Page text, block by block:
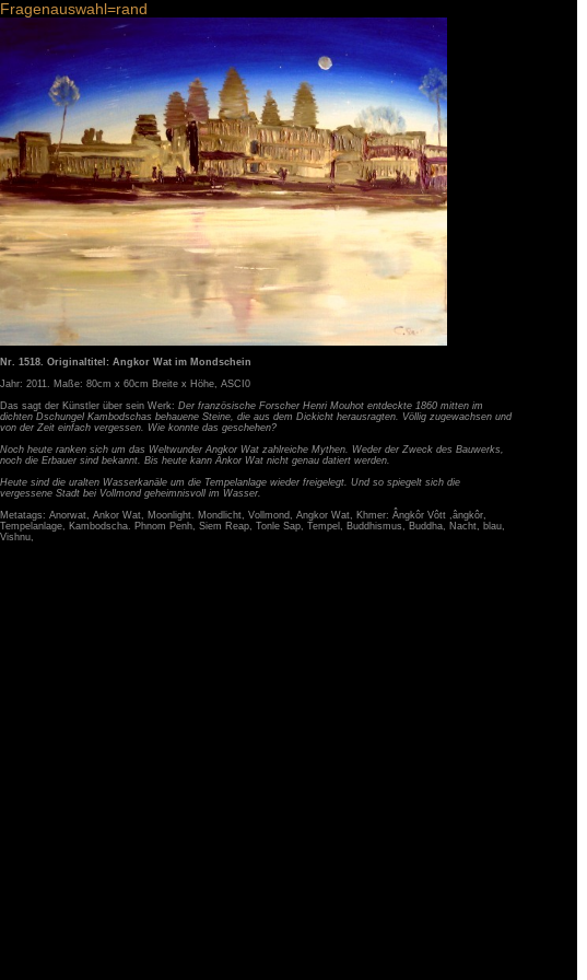
Fragenauswahl=rand
Nr. 1518. Originaltitel: Angkor Wat im Mondschein
Jahr: 2011. Maße: 80cm x 60cm Breite x Höhe, ASCI0
Das sagt der Künstler über sein Werk: Der französische Forscher Henri Mouhot entdeckte 1860 mitten im
dichten Dschungel Kambodschas behauene Steine, die aus dem Dickicht herausragten. Völlig zugewachsen und
von der Zeit einfach vergessen. Wie konnte das geschehen?
Noch heute ranken sich um das Weltwunder Angkor Wat zahlreiche Mythen. Weder der Zweck des Bauwerks,
noch die Erbauer sind bekannt. Bis heute kann Ankor Wat nicht genau datiert werden.
Heute sind die uralten Wasserkanäle um die Tempelanlage wieder freigelegt. Und so spiegelt sich die
vergessene Stadt bei Vollmond geheimnisvoll im Wasser.
Metatags: Anorwat, Ankor Wat, Moonlight. Mondlicht, Vollmond, Angkor Wat, Khmer: Ângkôr Vôtt ,ângkôr,
Tempelanlage, Kambodscha. Phnom Penh, Siem Reap, Tonle Sap, Tempel, Buddhismus, Buddha, Nacht, blau,
Vishnu,